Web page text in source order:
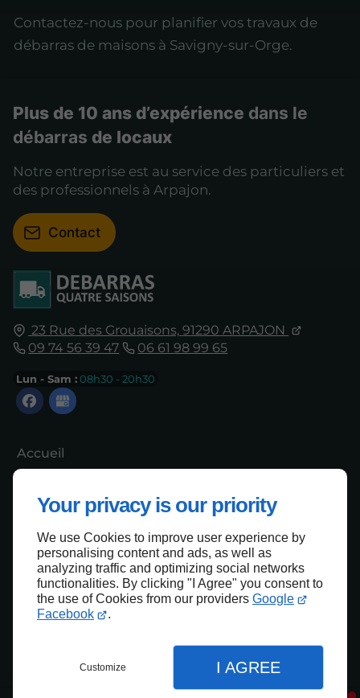
Your privacy is our priority
We use Cookies to improve user experience by
personalising content and ads, as well as
analyzing traffic and optimizing social networks
functionalities. By clicking "I Agree" you consent to
the use of Cookies from our providers Google
Facebook
.
Customize I AGREE
Contactez-nous pour planifier vos travaux de
débarras de maisons à Savigny-sur-Orge.
23 Rue des Grouaisons, 91290 ARPAJON
09 74 56 39 47
06 61 98 99 65
Lun - Sam :08h30 - 20h30
Accueil
Mentions légales
Plan du site
Plus de 10 ans d’expérience dans le
débarras de locaux
Notre entreprise est au service des particuliers et
des professionnels à Arpajon.
Contact
Haut de page